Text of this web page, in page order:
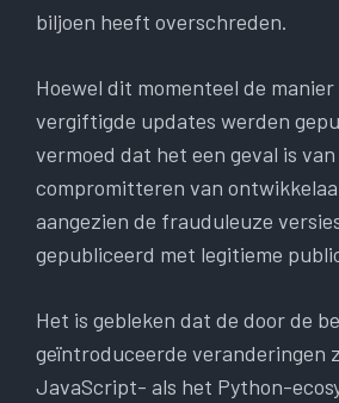
biljoen heeft overschreden.
Hoewel dit momenteel de
vergiftigde updates werden
vermoed dat het een geval is
compromitteren van
aangezien de frauduleuze
gepubliceerd met legitieme
Het is gebleken dat de door de
geïntroduceerde veranderingen
JavaScript- als het Python-